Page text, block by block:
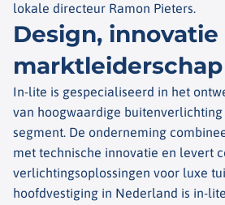
lokale directeur Ramon Pieters.
Design, innovatie
marktleiderschap
In-lite is gespecialiseerd in het
van hoogwaardige
segment. De onderneming
met technische innovatie en levert
verlichtingsoplossingen voor luxe
hoofdvestiging in Nederland is in-